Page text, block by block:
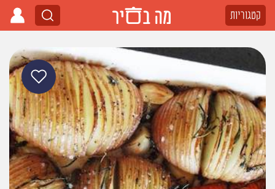
קטגוריות